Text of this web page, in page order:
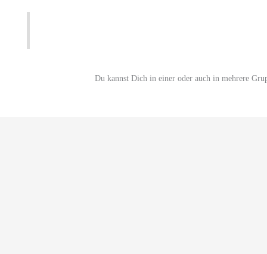
Du kannst Dich in einer oder auch in mehrere